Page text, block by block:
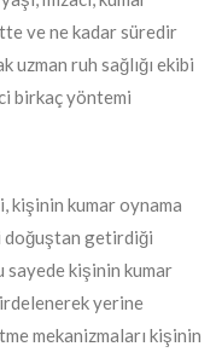
ve ne kadar süredir
ruh sağlığı ekibi
birkaç yöntemi
kişinin kumar oynama
doğuştan getirdiği
kişinin kumar
irdelenerek yerine
mekanizmaları kişinin